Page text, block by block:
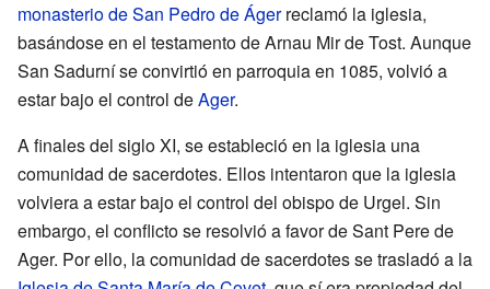
monasterio de San Pedro de Ágerreclamó la iglesia,
basándose en el testamento de Arnau Mir de Tost. Aunque
San Sadurní se convirtió en parroquia en 1085, volvió a
estar bajo el control deAger.
A finales del siglo XI, se estableció en la iglesia una
comunidad de sacerdotes. Ellos intentaron que la iglesia
volviera a estar bajo el control del obispo de Urgel. Sin
embargo, el conflicto se resolvió a favor de Sant Pere de
Ager. Por ello, la comunidad de sacerdotes se trasladó a la